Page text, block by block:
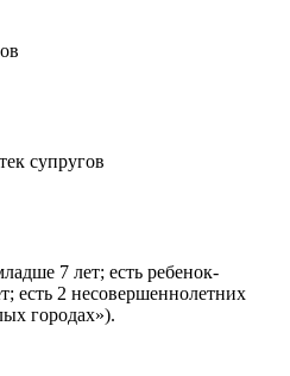
супругов
7 лет; есть ребенок-
есть 2 несовершеннолетних
городах»).